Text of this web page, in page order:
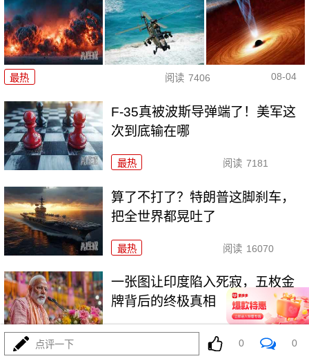
最热 阅读 7406 08-04
F-35真被波斯导弹端了！美军这
次到底输在哪
最热 阅读 7181
算了不打了？特朗普这脚刹车，
把全世界都晃吐了
最热 阅读 16070
一张图让印度陷入死寂，五枚金
牌背后的终极真相
最热
点评一下 0 0